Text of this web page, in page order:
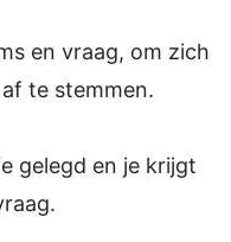
en vraag, om zich
te stemmen.
gelegd en je krijgt